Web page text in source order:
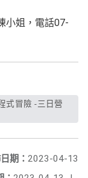
小姐，電話07-
期： 2023-04-13